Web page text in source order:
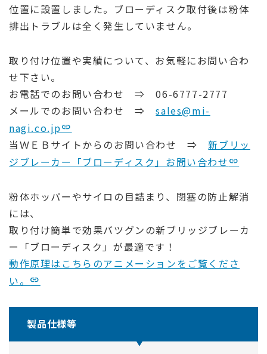
位置に設置しました。ブローディスク取付後は粉体
排出トラブルは全く発生していません。
取り付け位置や実績について、お気軽にお問い合わ
せ下さい。
お電話でのお問い合わせ ⇒ 06-6777-2777
メールでのお問い合わせ ⇒sales@mi-
nagi.co.jp
当ＷＥＢサイトからのお問い合わせ ⇒新ブリッ
ジブレーカー「ブローディスク」お問い合わせ
粉体ホッパーやサイロの目詰まり、閉塞の防止解消
には、
取り付け簡単で効果バツグンの新ブリッジブレーカ
ー「ブローディスク」が最適です！
動作原理はこちらのアニメーションをご覧くださ
い。
製品仕様等